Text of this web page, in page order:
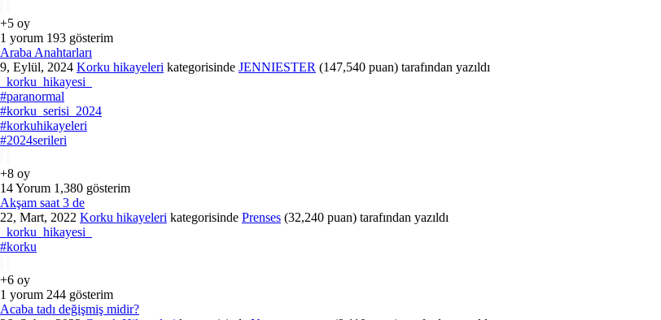
+5 oy
1 yorum 193 gösterim
Araba Anahtarları
9, Eylül, 2024 Korku hikayeleri kategorisinde JENNIESTER (147,540 puan) tarafından yazıldı
_korku_hikayesi_
#paranormal
#korku_serisi_2024
#korkuhikayeleri
#2024serileri
+8 oy
14Yorum 1,380 gösterim
Akşam saat 3 de
22, Mart, 2022 Korku hikayeleri kategorisinde Prenses (32,240 puan) tarafından yazıldı
_korku_hikayesi_
#korku
+6 oy
1 yorum 244 gösterim
Acaba tadı değişmiş midir?